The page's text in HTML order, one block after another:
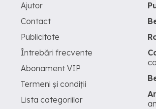
Ajutor
Contact
Publicitate
Întrebări frecvente
Abonament VIP
Termeni și condiții
Lista categoriilor